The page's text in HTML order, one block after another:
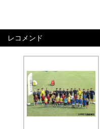
レコメンド